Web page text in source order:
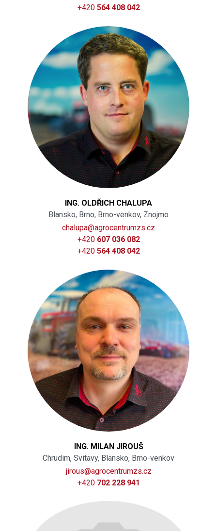
+420 564 408 042
ING. OLDŘICH CHALUPA
Blansko, Brno, Brno-venkov, Znojmo
chalupa@agrocentrumzs.cz
+420 607 036 082
+420 564 408 042
ING. MILAN JIROUŠ
Chrudim, Svitavy, Blansko, Brno-venkov
jirous@agrocentrumzs.cz
+420 702 228 941